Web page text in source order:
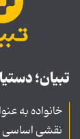
تبیان؛
خانواده به
نقشی اساسی